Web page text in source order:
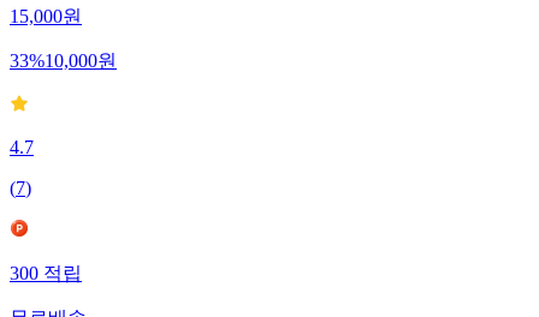
15,000원
33%10,000원
4.7
(7)
300적립